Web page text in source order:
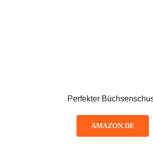
Perfekter
AMAZON.DE